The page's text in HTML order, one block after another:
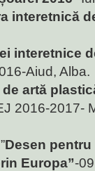
interetnică
interetnice
Aiud, Alba.
artă
2016-2017-
Desen pentru
Europa”-